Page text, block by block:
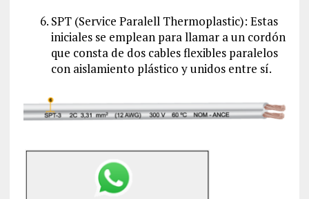
SPT (Service Paralell Thermoplastic): Estas
iniciales se emplean para llamar a un cordón
que consta de dos cables flexibles paralelos
con aislamiento plástico y unidos entre sí.